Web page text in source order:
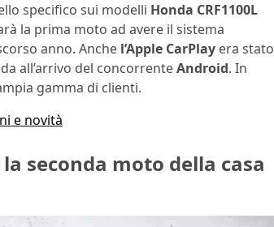
specifico sui modelli Honda CRF1100L
la prima moto ad avere il sistema
anno. Anche l’Apple CarPlay era stato
all’arrivo del concorrenteAndroid. In
gamma di clienti.
e novità
seconda moto della casa